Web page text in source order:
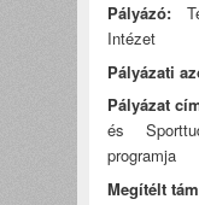
Pályázó:
Intézet
Pályázati
Pályázat
és
programja
Megítélt